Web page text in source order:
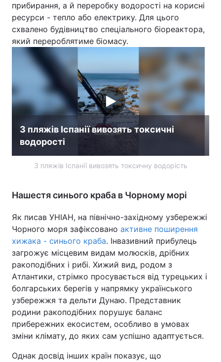
прибирання, а й переробку водорості на корисні
ресурси - тепло або електрику. Для цього
схвалено будівництво спеціального біореактора,
який перероблятиме біомасу.
З пляжів Іспанії вивозять токсичні
водорості
З пляжів Іспанії вивозять токсичну водорість
Нашестя синього краба в Чорному морі
Як писав УНІАН, на північно-західному узбережжі
Чорного моря зафіксовано активне поширення
хижака - синього краба. Інвазивний прибулець
загрожує місцевим видам молюсків, дрібних
ракоподібних і рибі. Хижий вид, родом з
Атлантики, стрімко просувається від турецьких і
болгарських берегів у напрямку українського
узбережжя та дельти Дунаю. Представник
родини ракоподібних порушує баланс
прибережних екосистем, особливо в умовах
зміни клімату, до яких сам успішно адаптується.
Однак досвід інших країн показує, що